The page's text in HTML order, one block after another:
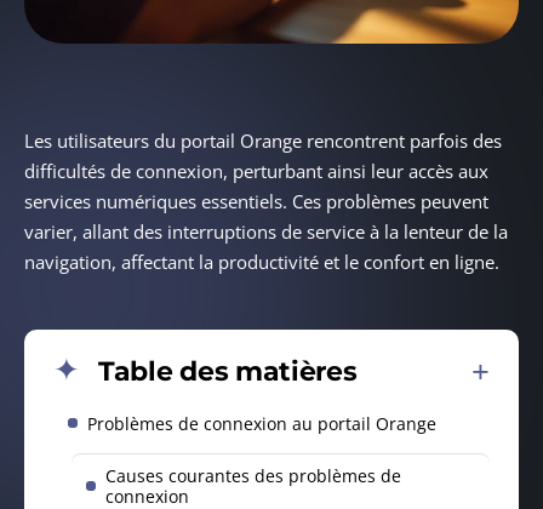
Les utilisateurs du portail Orange rencontrent parfois des
difficultés de connexion, perturbant ainsi leur accès aux
services numériques essentiels. Ces problèmes peuvent
varier, allant des interruptions de service à la lenteur de la
navigation, affectant la productivité et le confort en ligne.
Table des matières
Problèmes de connexion au portail Orange
Causes courantes des problèmes de
connexion